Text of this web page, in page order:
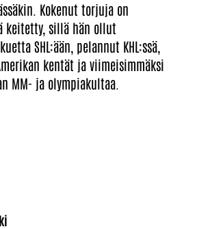
Kokenut torjuja on
keitetty, sillä hän ollut
SHL:ään, pelannut KHL:ssä,
kentät ja viimeisimmäksi
MM- ja olympiakultaa.